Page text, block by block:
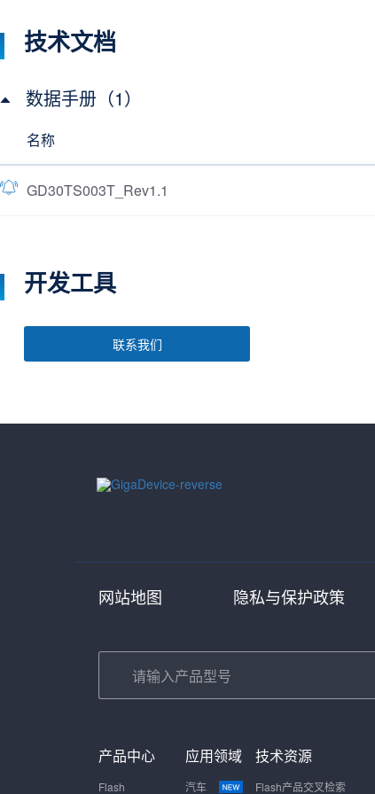
技术文档
数据手册（1）
名称
GD30TS003T_Rev1.1
开发工具
联系我们
网站地图 隐私与保护政策
产品中心
Flash
应用领域
汽车
技术资源
Flash产品交叉检索